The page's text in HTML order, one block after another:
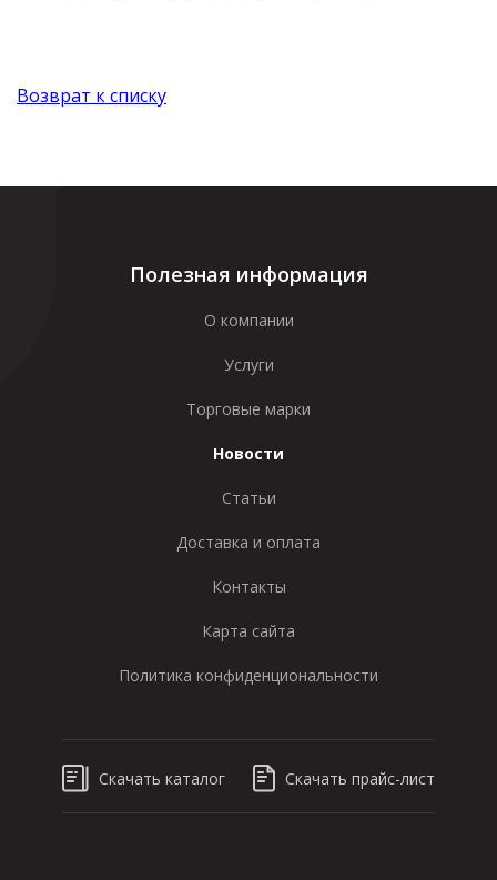
Возврат к списку
Полезная информация
О компании
Услуги
Торговые марки
Новости
Статьи
Доставка и оплата
Контакты
Карта сайта
Политика конфиденциональности
Скачать каталог Скачать прайс-лист